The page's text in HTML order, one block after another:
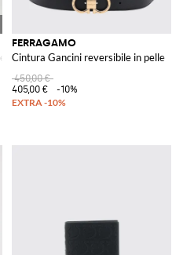
goffrata
FERRAGAMO
Cintura Gancini reversibile in pelle
450,00 €
405,00 €
-10%